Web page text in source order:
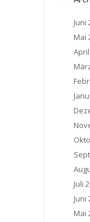
Juni
Mai
Juli
Juni
Mai